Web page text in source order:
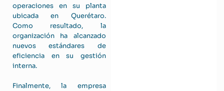
operaciones en su planta
ubicada en Querétaro.
Como resultado, la
organización ha alcanzado
nuevos estándares de
eficiencia en su gestión
interna.
Finalmente, la empresa